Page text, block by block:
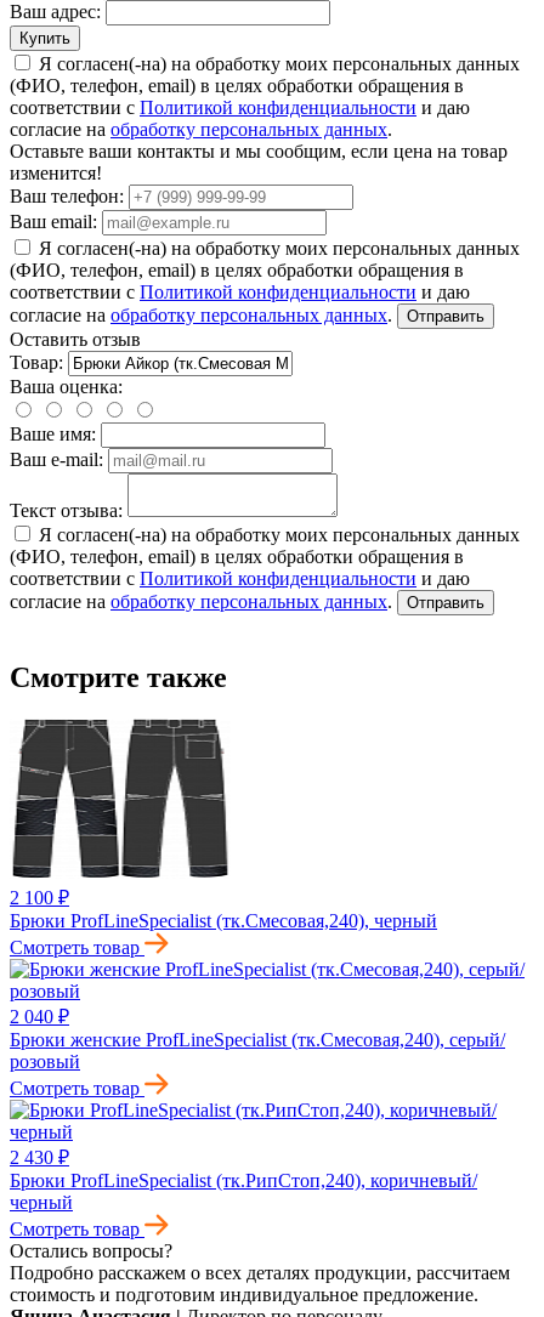
Ваш адрес:
Купить
Я согласен(-на) на обработку моих персональных данных
(ФИО, телефон, email) в целях обработки обращения в
соответствии с Политикой конфиденциальности и даю
согласие на обработку персональных данных.
Оставьте ваши контакты и мы сообщим, если цена на товар
изменится!
Ваш телефон:
Ваш email:
Я согласен(-на) на обработку моих персональных данных
(ФИО, телефон, email) в целях обработки обращения в
соответствии с Политикой конфиденциальности и даю
согласие на обработку персональных данных. Отправить
Оставить отзыв
Товар:
Ваша оценка:
Ваше имя:
Ваш e-mail:
Текст отзыва:
Я согласен(-на) на обработку моих персональных данных
(ФИО, телефон, email) в целях обработки обращения в
соответствии с Политикой конфиденциальности и даю
согласие на обработку персональных данных. Отправить
Смотрите также
2 100 ₽
Брюки ProfLineSpecialist (тк.Смесовая,240), черный
Смотреть товар
2 040 ₽
Брюки женские ProfLineSpecialist (тк.Смесовая,240), серый/
розовый
Смотреть товар
2 430 ₽
Брюки ProfLineSpecialist (тк.РипСтоп,240), коричневый/
черный
Смотреть товар
Остались вопросы?
Подробно расскажем о всех деталях продукции, рассчитаем
стоимость и подготовим индивидуальное предложение.